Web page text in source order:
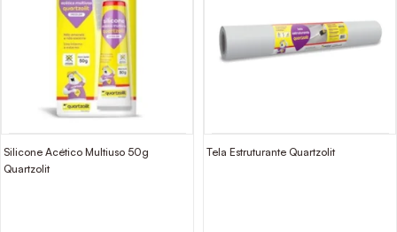
Silicone Acético Multiuso 50g
Quartzolit
Tela Estruturante Quartzolit